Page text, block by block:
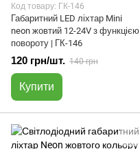
Код товару: ГК-146
Габаритний LED ліхтар Mini
neon жовтий 12-24V з функцією
повороту | ГК-146
120 грн/шт. 140 грн
Купити